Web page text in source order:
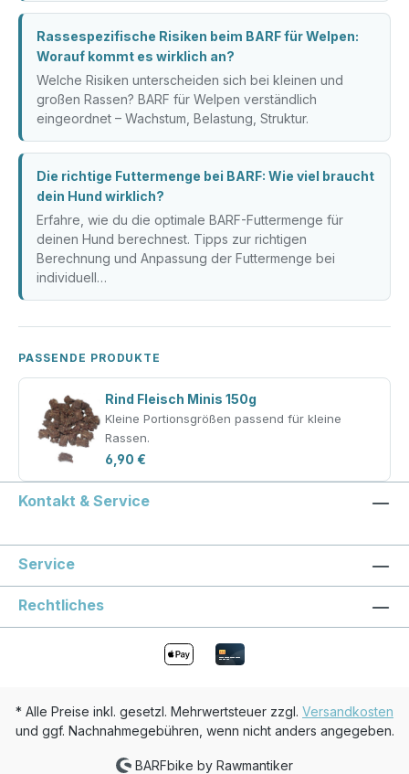
Rassespezifische Risiken beim BARF für Welpen:
Worauf kommt es wirklich an?
Welche Risiken unterscheiden sich bei kleinen und
großen Rassen? BARF für Welpen verständlich
eingeordnet – Wachstum, Belastung, Struktur.
Die richtige Futtermenge bei BARF: Wie viel braucht
dein Hund wirklich?
Erfahre, wie du die optimale BARF-Futtermenge für
deinen Hund berechnest. Tipps zur richtigen
Berechnung und Anpassung der Futtermenge bei
individuell…
PASSENDE PRODUKTE
Rind Fleisch Minis 150g
Kleine Portionsgrößen passend für kleine
Rassen.
6,90 €
Kontakt & Service
Service
Rechtliches
* Alle Preise inkl. gesetzl. Mehrwertsteuer zzgl. Versandkosten
und ggf. Nachnahmegebühren, wenn nicht anders angegeben.
BARFbike by Rawmantiker